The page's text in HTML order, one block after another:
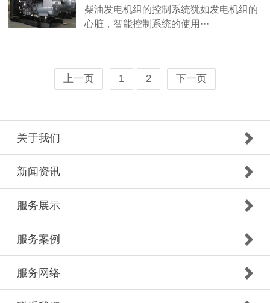
柴油发电机组的控制系统犹如发电机组的
心脏，智能控制系统的使用···
上一页 1 2 下一页
关于我们
新闻资讯
服务展示
服务案例
服务网络